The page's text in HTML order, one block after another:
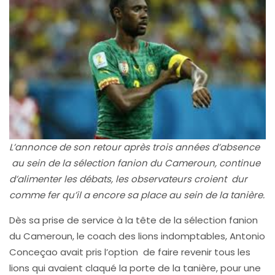
L’annonce de son retour après trois années d’absence
au sein de la sélection fanion du Cameroun, continue
d’alimenter les débats, les observateurs croient dur
comme fer qu’il a encore sa place au sein de la tanière.
Dès sa prise de service à la tête de la sélection fanion
du Cameroun, le coach des lions indomptables, Antonio
Conceçao avait pris l’option de faire revenir tous les
lions qui avaient claqué la porte de la tanière, pour une